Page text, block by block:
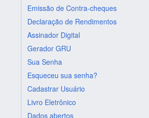
Emissão de Contra-cheques
Declaração de Rendimentos
Assinador Digital
Gerador GRU
Sua Senha
Esqueceu sua senha?
Cadastrar Usuário
Livro Eletrônico
Dados abertos